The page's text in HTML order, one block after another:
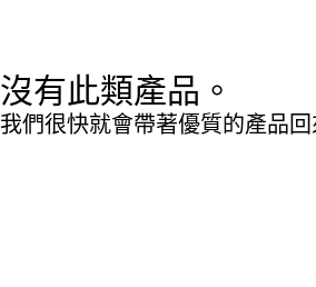
沒有此類產品。
我們很快就會帶著優質的產品